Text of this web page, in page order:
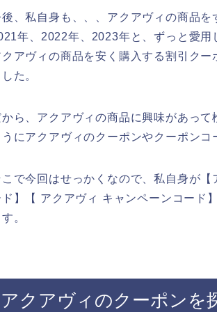
、私自身も、、、アクアヴィの商品
年、2022年、2023年と、ずっと愛用
クアヴィの商品を安く購入する割引ク
した。
から、アクアヴィの商品に興味があっ
うにアクアヴィのクーポンやクーポン
こで今回はせっかくなので、私自身が
ド】【 アクアヴィ キャンペーンコード
。
アクアヴィのクーポンを